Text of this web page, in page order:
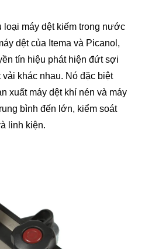
máy dệt kiếm trong nước
dệt của Itema và Picanol,
tín hiệu phát hiện đứt sợi
khác nhau. Nó đặc biệt
xuất máy dệt khí nén và máy
bình đến lớn, kiểm soát
linh kiện.